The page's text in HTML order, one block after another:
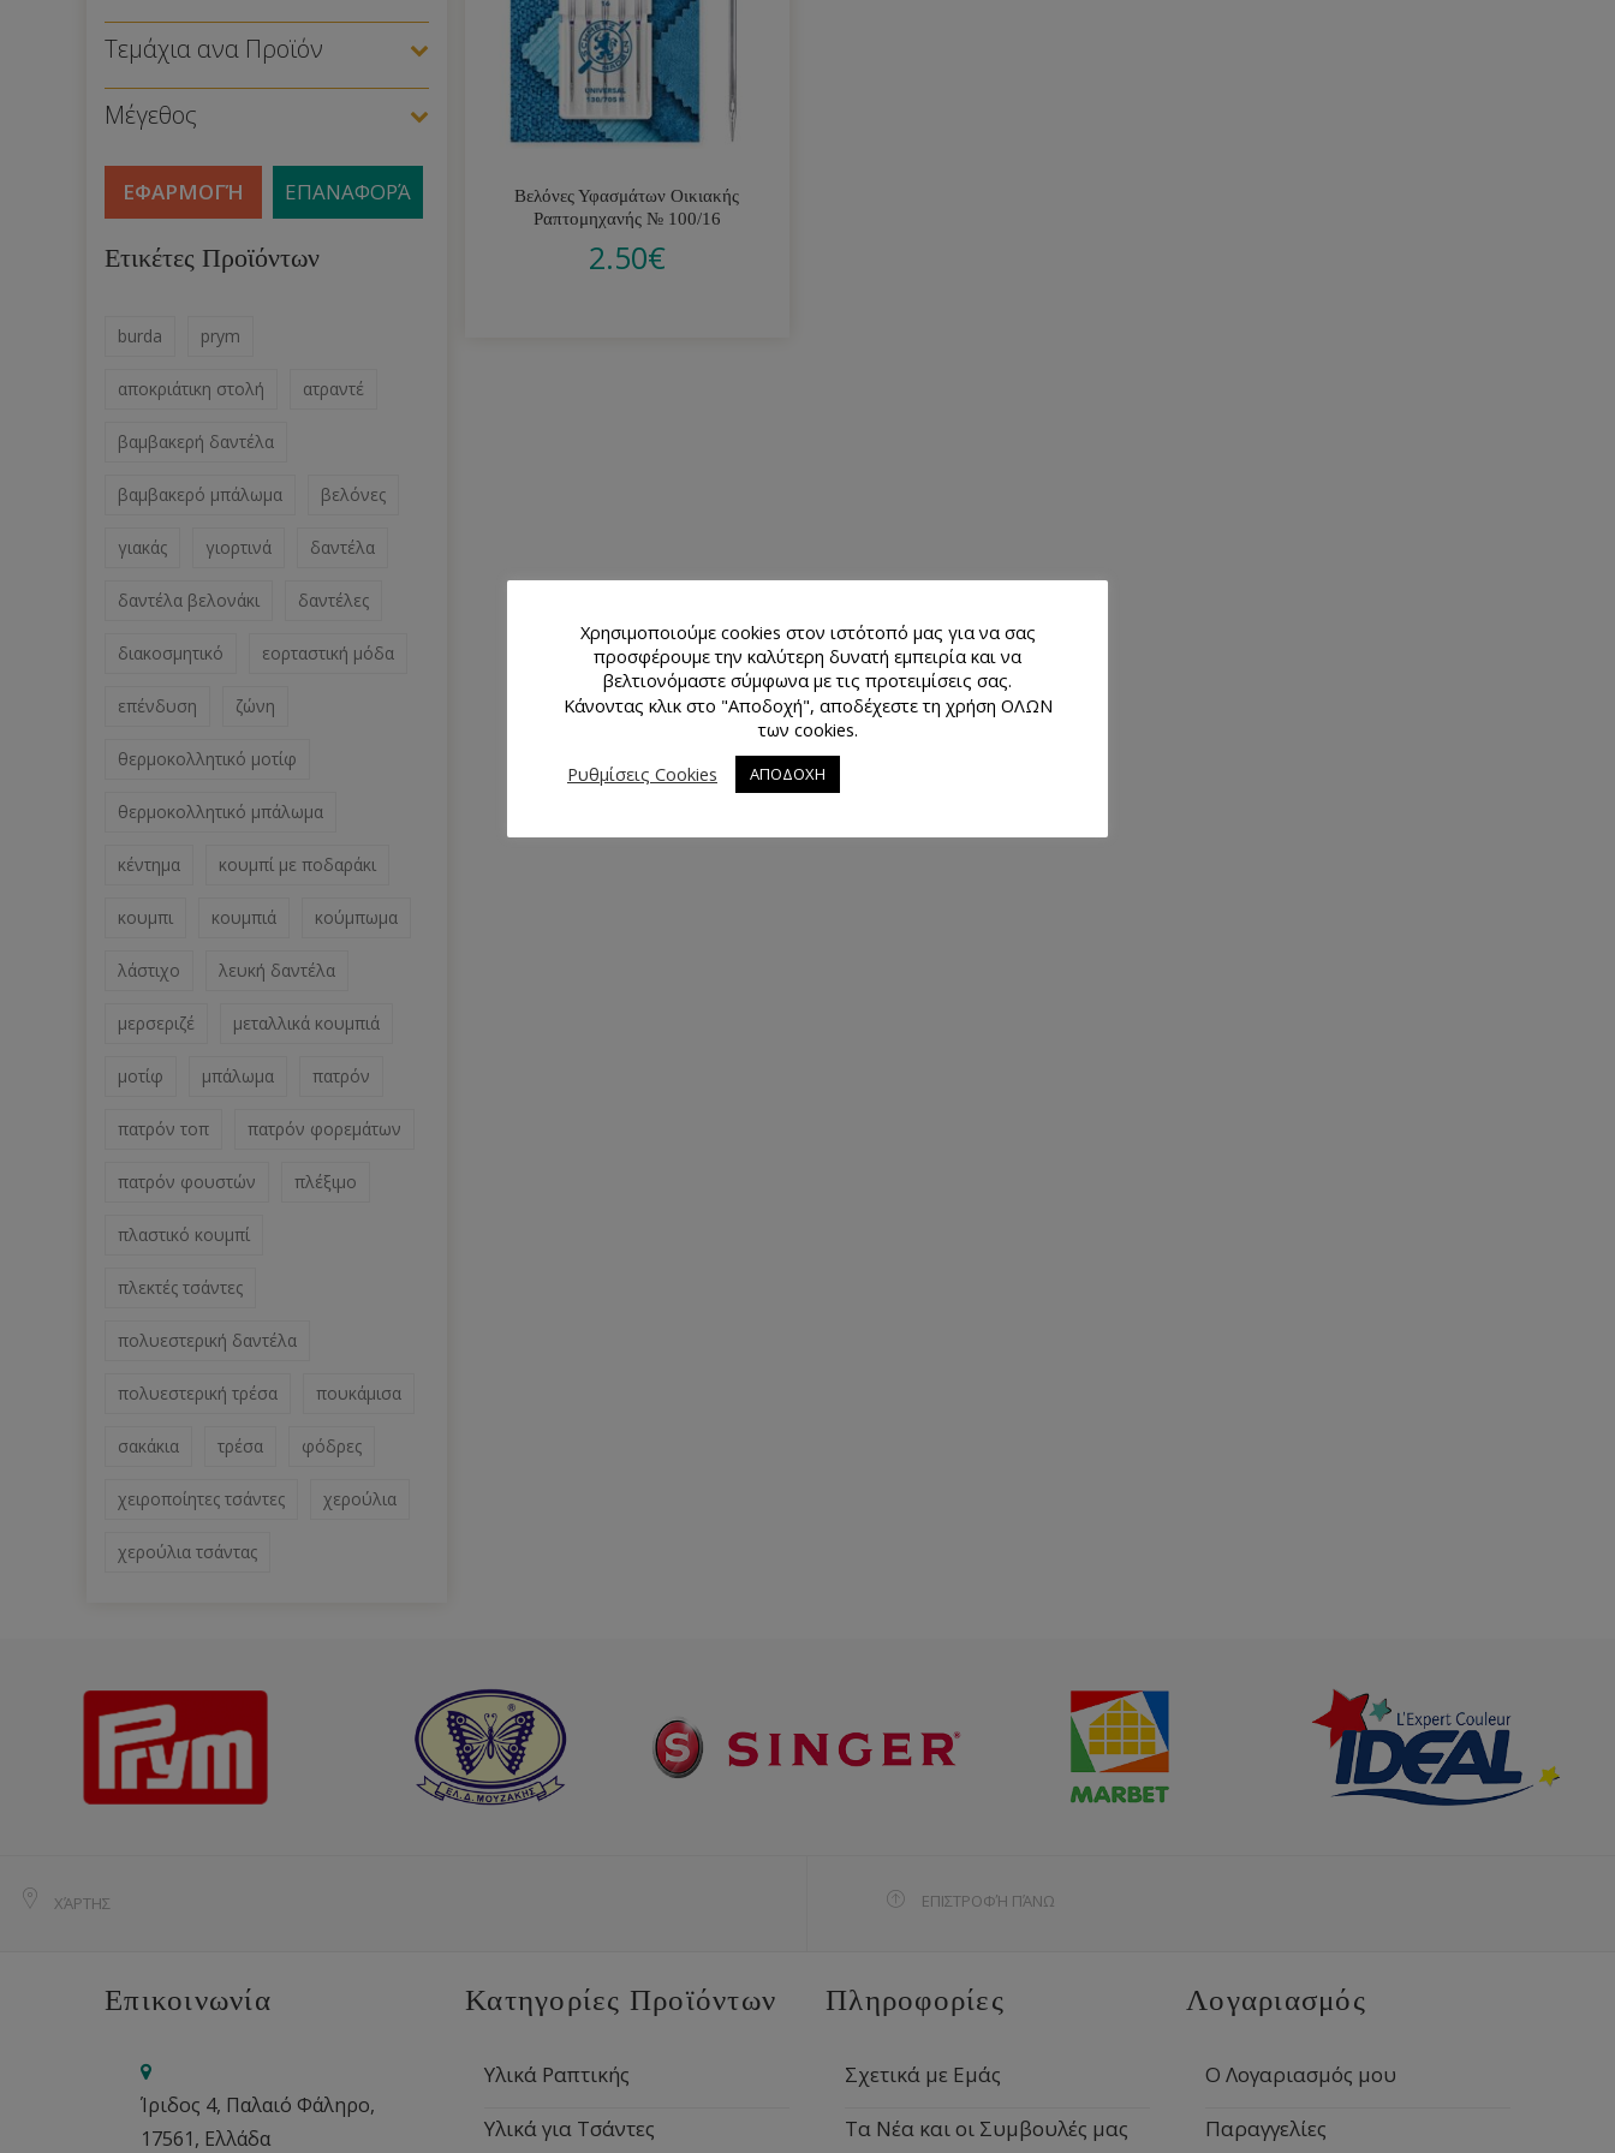
Τεμάχια ανα Προϊόν
Μέγεθος
ΕΦΑΡΜΟΓΉ ΕΠΑΝΑΦΟΡΆ
Ετικέτες Προϊόντων
burda prym
αποκριάτικη στολή ατραντέ
βαμβακερή δαντέλα
βαμβακερό μπάλωμα βελόνες
γιακάς γιορτινά δαντέλα
δαντέλα βελονάκι δαντέλες
διακοσμητικό εορταστική μόδα
επένδυση ζώνη
θερμοκολλητικό μοτίφ
θερμοκολλητικό μπάλωμα
κέντημα κουμπί με ποδαράκι
κουμπι κουμπιά κούμπωμα
λάστιχο λευκή δαντέλα
μερσεριζέ μεταλλικά κουμπιά
μοτίφ μπάλωμα πατρόν
πατρόν τοπ πατρόν φορεμάτων
πατρόν φουστών πλέξιμο
πλαστικό κουμπί
πλεκτές τσάντες
πολυεστερική δαντέλα
πολυεστερική τρέσα πουκάμισα
σακάκια τρέσα φόδρες
χειροποίητες τσάντες χερούλια
χερούλια τσάντας
Βελόνες Υφασμάτων Οικιακής
Ραπτομηχανής № 100/16
2.50€
ΧΆΡΤΗΣ ΕΠΙΣΤΡΟΦΉ ΠΆΝΩ
Επικοινωνία
Ίριδος 4, Παλαιό Φάληρο,
17561, Ελλάδα
Κατηγορίες Προϊόντων
Υλικά Ραπτικής
Υλικά για Τσάντες
Πληροφορίες
Σχετικά με Εμάς
Τα Νέα και οι Συμβουλές μας
Λογαριασμός
Ο Λογαριασμός μου
Παραγγελίες
Χρησιμοποιούμε cookies στον ιστότοπό μας για να σας
προσφέρουμε την καλύτερη δυνατή εμπειρία και να
βελτιονόμαστε σύμφωνα με τις προτειμίσεις σας.
Κάνοντας κλικ στο "Αποδοχή", αποδέχεστε τη χρήση ΟΛΩΝ
των cookies.
Ρυθμίσεις Cookies
ΑΠΟΔΟΧΗ